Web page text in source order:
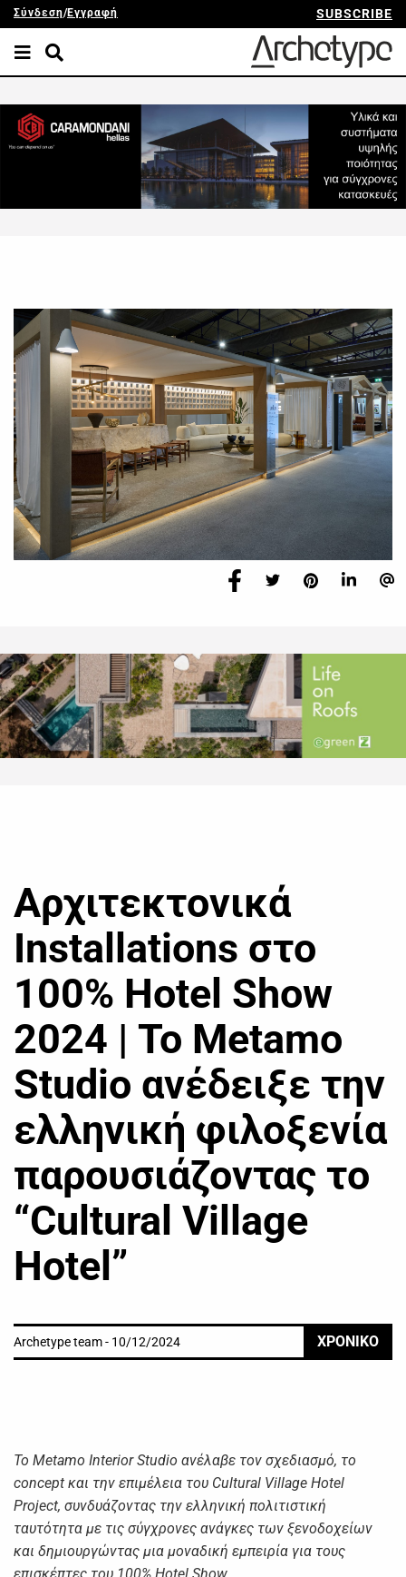
Σύνδεση/Εγγραφή SUBSCRIBE
Αρχιτεκτονικά
Installations στο
100% Hotel Show
2024 | Το Metamo
Studio ανέδειξε την
ελληνική φιλοξενία
παρουσιάζοντας το
“Cultural Village
Hotel”
Archetype team - 10/12/2024 ΧΡΟΝΙΚΟ
Το Metamo Interior Studio ανέλαβε τον σχεδιασμό, το
concept και την επιμέλεια του Cultural Village Hotel
Project, συνδυάζοντας την ελληνική πολιτιστική
ταυτότητα με τις σύγχρονες ανάγκες των ξενοδοχείων
και δημιουργώντας μια μοναδική εμπειρία για τους